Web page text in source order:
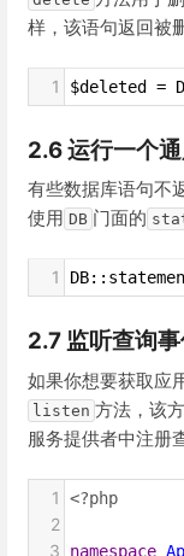
样，该语句返回被
1 $deleted =
2.6 运行一个
有些数据库语句不
使用 DB 门面的
1
2.7 监听查询
如果你想要获取应
listen 方法，该
服务提供者中注册
1 <?php
2
3
namespace